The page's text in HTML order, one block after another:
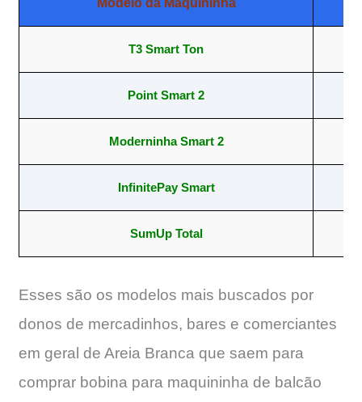
Modelo da Maquininha
T3 Smart Ton
Point Smart 2
Moderninha Smart 2
InfinitePay Smart
SumUp Total
Esses são os modelos mais buscados por
donos de mercadinhos, bares e comerciantes
em geral de Areia Branca que saem para
comprar bobina para maquininha de balcão